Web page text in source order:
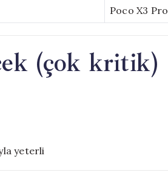
Poco X3 Pro
(çok kritik)
yeterli